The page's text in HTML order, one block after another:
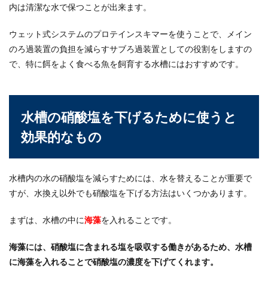
内は清潔な水で保つことが出来ます。
ウェット式システムのプロテインスキマーを使うことで、メイン
のろ過装置の負担を減らすサブろ過装置としての役割をしますの
で、特に餌をよく食べる魚を飼育する水槽にはおすすめです。
水槽の硝酸塩を下げるために使うと
効果的なもの
水槽内の水の硝酸塩を減らすためには、水を替えることが重要で
すが、水換え以外でも硝酸塩を下げる方法はいくつかあります。
まずは、水槽の中に海藻を入れることです。
海藻には、硝酸塩に含まれる塩を吸収する働きがあるため、水槽
に海藻を入れることで硝酸塩の濃度を下げてくれます。